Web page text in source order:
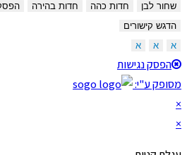
שחור לבן חדות כהה חדות בהירה
הדגש קישורים
הפסק נגישות
מסופק ע"י: